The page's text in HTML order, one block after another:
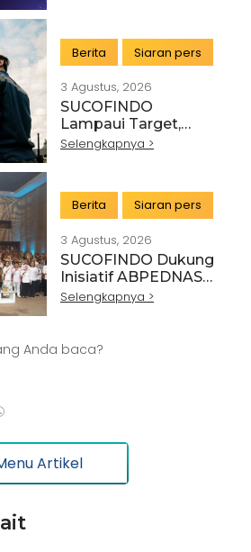
TRANSFORMASI
LAYANAN TIC
TINGGI
Berita Siaran pers
3 Agustus, 2026
SUCOFINDO
Lampaui Target,
RUPS Sahkan Kinerja
Selengkapnya >
Berita Siaran pers
3 Agustus, 2026
SUCOFINDO Dukung
Inisiatif ABPEDNAS
melalui Program
Selengkapnya >
Anda baca?
Artikel
Kehutanan
Kelautan dan Perikanan
Listrik dan Gas
Sertifikasi